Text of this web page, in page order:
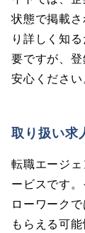
状態で掲載
り詳しく知
要ですが、
安心ください
取り扱い求
転職エージ
ービスです
ローワーク
もらえる可能